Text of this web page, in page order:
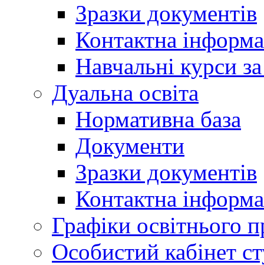
Зразки документів
Контактна
Навчальні курси
Дуальна освіта
Нормативна база
Документи
Зразки документів
Контактна
Графіки освітнього
Особистий кабінет